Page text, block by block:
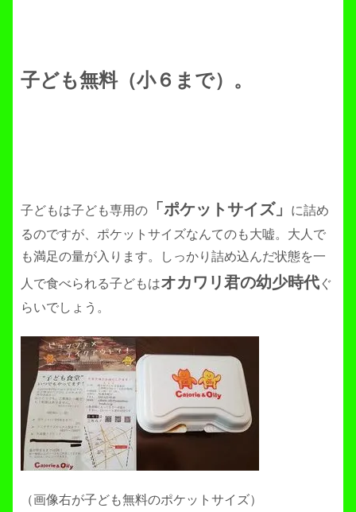
子ども無料（小６まで）。
子どもは子ども専用の 「ポケットサイズ」
に詰め
るのですが、ポケットサイズなんてのも大嘘。大人で
も満足の量が入ります。しっかり詰め込んだ状態を一
人で食べられる子どもはオカワリ君の幼少時代ぐ
らいでしょう。
（画像右が子ども無料のポケットサイズ）